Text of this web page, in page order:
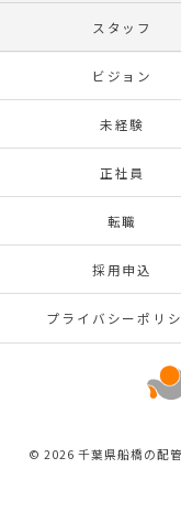
スタッフ
ビジョン
未経験
正社員
転職
採用申込
プライバシーポリ
© 2026 千葉県船橋の配